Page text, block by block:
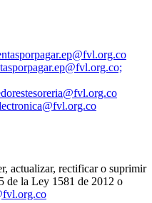
actualizar, rectificar o suprimir
de la Ley 1581 de 2012 o